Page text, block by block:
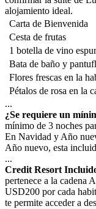
alojamiento ideal.
Carta de Bienvenida
Cesta de frutas
1 botella de vino
Bata de baño y
Flores frescas en la
Pétalos de rosa en la
...
¿Se requiere un
mínimo de 3 noches
En Navidad y Año
Año nuevo, esta
...
Credit Resort
pertenece a la cadena
USD200 por cada
te permite acceder a